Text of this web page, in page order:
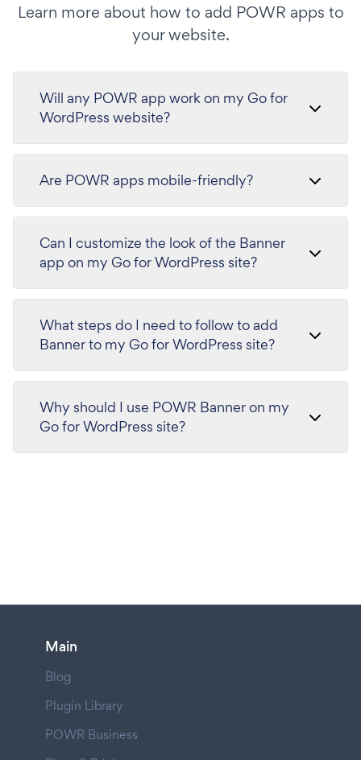
Learn more about how to add POWR apps to
your website.
Will any POWR app work on my Go for
WordPress website?
Are POWR apps mobile-friendly?
Can I customize the look of the Banner
app on my Go for WordPress site?
What steps do I need to follow to add
Banner to my Go for WordPress site?
Why should I use POWR Banner on my
Go for WordPress site?
Main
Blog
Plugin Library
POWR Business